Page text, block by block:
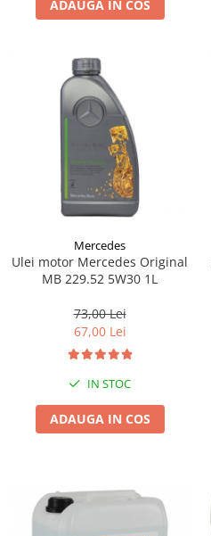
Lichid de frana
Filtre moto
Filtru combustibil
Buson golire ulei
Filtru ulei moto
Filtru aer moto
Intretinere si curatare filtre moto
Intretinere moto
Curatare moto
Covor moto
Genti bagaje moto
Suporti si placi prindere
ADAUGA IN COS
Mercedes
Ulei motor Mercedes Original
MB 229.52 5W30 1L
73,00 Lei
67,00 Lei
IN STOC
ADAUGA IN COS